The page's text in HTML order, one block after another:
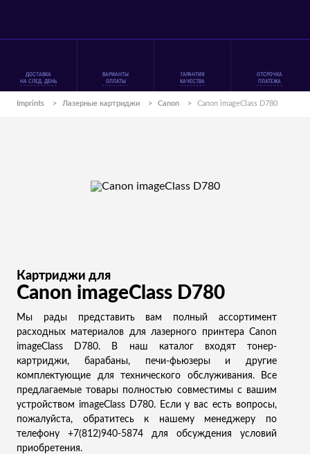
ДОСТАВКА
НА СЛЕД. ДЕНЬ
ВАРИАНТЫ
ОПЛАТЫ
ГАРАНТИЯ
КАЧЕСТВА
ОТСРОЧКА
ПЛАТЕЖА
Imprints > Лазерные картриджи > Canon > Canon imageClass D780
Картриджи для
Canon imageClass D780
Мы рады представить вам полный ассортимент
расходных материалов для лазерного принтера Canon
imageClass D780. В наш каталог входят тонер-
картриджи, барабаны, печи-фьюзеры и другие
комплектующие для технического обслуживания. Все
предлагаемые товары полностью совместимы с вашим
устройством imageClass D780. Если у вас есть вопросы,
пожалуйста, обратитесь к нашему менеджеру по
телефону +7(812)940-5874 для обсуждения условий
приобретения.